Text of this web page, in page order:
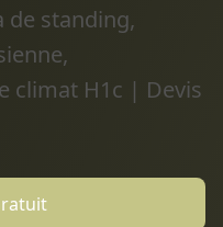
de standing,
climat H1c | Devis